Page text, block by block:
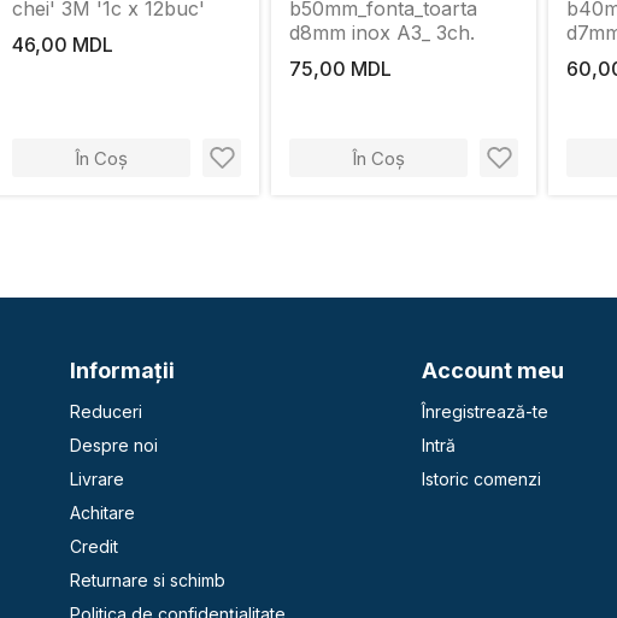
chei' 3M '1c x 12buc'
46,00 MDL
În Coș
b50mm_fonta_toarta
d8mm inox A3_ 3ch.
75,00 MDL
În Coș
Informaţii
Reduceri
Despre noi
Livrare
Achitare
Credit
Returnare si schimb
Politica de confidențialitate
Account meu
Înregistrează-te
Intră
Istoric comenzi